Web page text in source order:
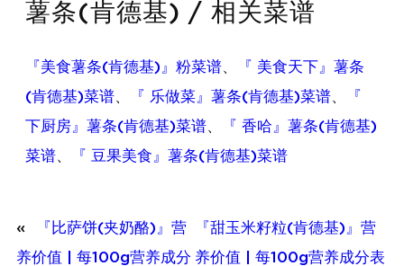
薯条(肯德基) / 相关菜谱
『美食薯条(肯德基)』粉菜谱、
『 美食天下』薯条
(肯德基)菜谱、 『 乐做菜』薯条(肯德基)菜谱、
『
下厨房』薯条(肯德基)菜谱、
『 香哈』薯条(肯德基)
菜谱、 『 豆果美食』薯条(肯德基)菜谱
«
『比萨饼(夹奶酪)』营
养价值 | 每100g营养成分
『甜玉米籽粒(肯德基)』营
养价值 | 每100g营养成分表